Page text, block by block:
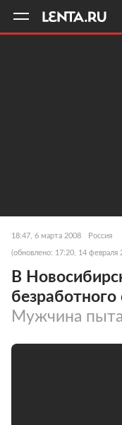
18:47, 6 марта 2008 Россия
(обновлено: 17:20, 14 февраля
В
Мужчина